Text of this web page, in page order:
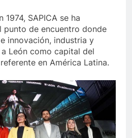
1974, SAPICA se ha
punto de encuentro donde
innovación, industria y
León como capital del
en América Latina.